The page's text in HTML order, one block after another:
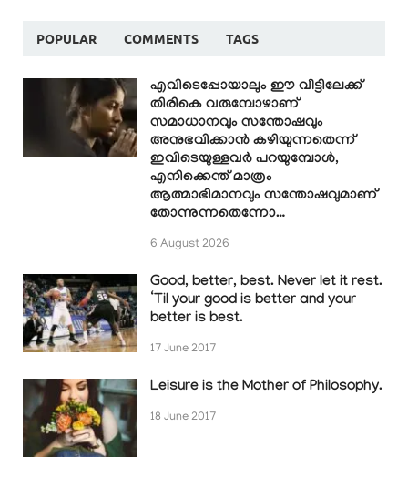
POPULAR COMMENTS TAGS
എവിടെപ്പോയാലും ഈ വീട്ടിലേക്ക്
തിരികെ വരുമ്പോഴാണ്
സമാധാനവും സന്തോഷവും
അനുഭവിക്കാൻ കഴിയുന്നതെന്ന്
ഇവിടെയുള്ളവർ പറയുമ്പോൾ,
എനിക്കെന്ത് മാത്രം
ആത്മാഭിമാനവും സന്തോഷവുമാണ്
തോന്നുന്നതെന്നോ…
6 August 2026
Good, better, best. Never let it rest.
‘Til your good is better and your
better is best.
17 June 2017
Leisure is the Mother of Philosophy.
18 June 2017